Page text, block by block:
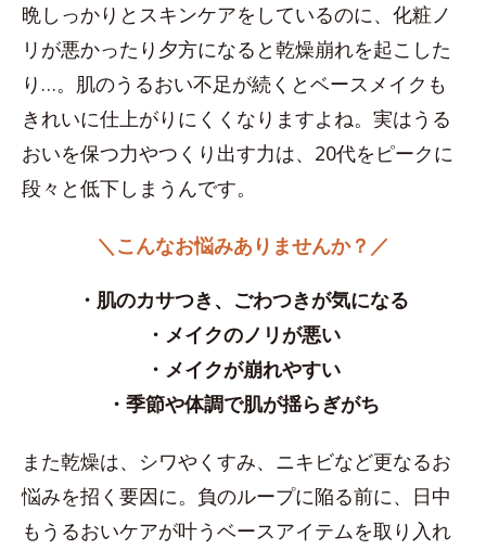
晩しっかりとスキンケアをしているのに、化粧ノ
リが悪かったり夕方になると乾燥崩れを起こした
り…。肌のうるおい不足が続くとベースメイクも
きれいに仕上がりにくくなりますよね。実はうる
おいを保つ力やつくり出す力は、20代をピークに
段々と低下しまうんです。
＼こんなお悩みありませんか？／
・肌のカサつき、ごわつきが気になる
・メイクのノリが悪い
・メイクが崩れやすい
・季節や体調で肌が揺らぎがち
また乾燥は、シワやくすみ、ニキビなど更なるお
悩みを招く要因に。負のループに陥る前に、日中
もうるおいケアが叶うベースアイテムを取り入れ